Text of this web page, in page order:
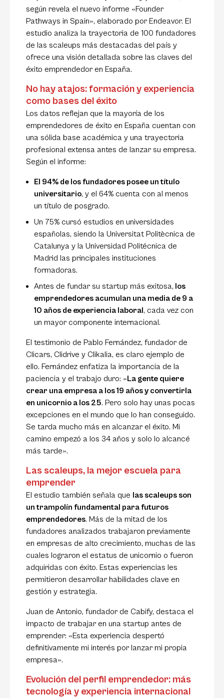
según revela el nuevo informe «Founder
Pathways in Spain», elaborado por Endeavor. El
estudio analiza la trayectoria de 100 fundadores
de las scaleups más destacadas del país y
ofrece una visión detallada sobre las claves del
éxito emprendedor en España.
No hay atajos: formación y experiencia
como bases del éxito
Los datos reflejan que la mayoría de los
emprendedores de éxito en España cuentan con
una sólida base académica y una trayectoria
profesional extensa antes de lanzar su empresa.
Según el informe:
El 94% de los fundadores posee un título
universitario, y el 64% cuenta con al menos
un título de posgrado.
Un 75% cursó estudios en universidades
españolas, siendo la Universitat Politècnica de
Catalunya y la Universidad Politécnica de
Madrid las principales instituciones
formadoras.
Antes de fundar su startup más exitosa, los
emprendedores acumulan una media de 9 a
10 años de experiencia laboral, cada vez con
un mayor componente internacional.
El testimonio de Pablo Fernández, fundador de
Clicars, Clidrive y Clikalia, es claro ejemplo de
ello. Fernández enfatiza la importancia de la
paciencia y el trabajo duro: «La gente quiere
crear una empresa a los 19 años y convertirla
en unicornio a los 25. Pero solo hay unas pocas
excepciones en el mundo que lo han conseguido.
Se tarda mucho más en alcanzar el éxito. Mi
camino empezó a los 34 años y solo lo alcancé
más tarde».
Las scaleups, la mejor escuela para
emprender
El estudio también señala que las scaleups son
un trampolín fundamental para futuros
emprendedores. Más de la mitad de los
fundadores analizados trabajaron previamente
en empresas de alto crecimiento, muchas de las
cuales lograron el estatus de unicornio o fueron
adquiridas con éxito. Estas experiencias les
permitieron desarrollar habilidades clave en
gestión y estrategia.
Juan de Antonio, fundador de Cabify, destaca el
impacto de trabajar en una startup antes de
emprender: «Esta experiencia despertó
definitivamente mi interés por lanzar mi propia
empresa».
Evolución del perfil emprendedor: más
tecnología y experiencia internacional